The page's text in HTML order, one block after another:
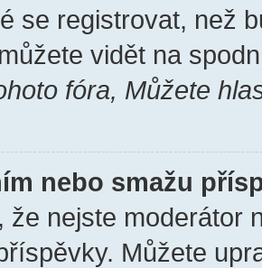
se registrovat, než
vidět na
fóra, Můžete
nebo smažu
že nejste moderátor
Můžete